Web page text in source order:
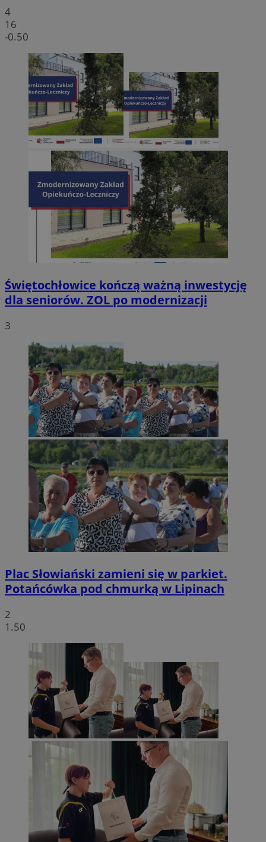
4
16
-0.50
Świętochłowice kończą ważną inwestycję
dla seniorów. ZOL po modernizacji
3
Plac Słowiański zamieni się w parkiet.
Potańcówka pod chmurką w Lipinach
2
1.50